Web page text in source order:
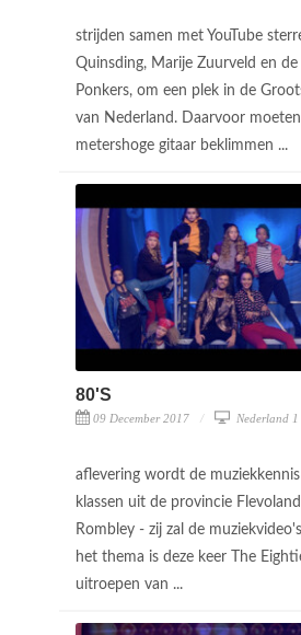
strijden samen met YouTube
Quinsding, Marije Zuurveld en
Ponkers, om een plek in de
van Nederland. Daarvoor
metershoge gitaar beklimmen ...
80'S
09 December 2017 Nederland 1
aflevering wordt de
klassen uit de provincie
Rombley - zij zal de
het thema is deze keer The
uitroepen van ...